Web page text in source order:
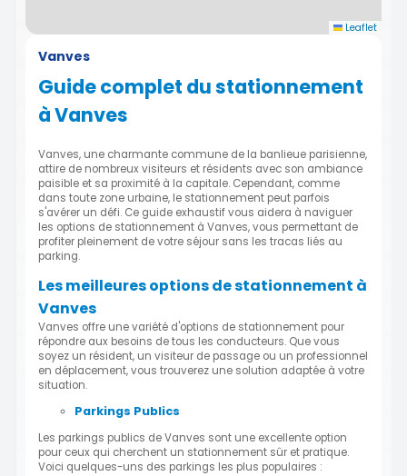
Leaflet
Vanves
Guide complet du stationnement
à Vanves
Vanves, une charmante commune de la banlieue parisienne,
attire de nombreux visiteurs et résidents avec son ambiance
paisible et sa proximité à la capitale. Cependant, comme
dans toute zone urbaine, le stationnement peut parfois
s'avérer un défi. Ce guide exhaustif vous aidera à naviguer
les options de stationnement à Vanves, vous permettant de
profiter pleinement de votre séjour sans les tracas liés au
parking.
Les meilleures options de stationnement à
Vanves
Vanves offre une variété d'options de stationnement pour
répondre aux besoins de tous les conducteurs. Que vous
soyez un résident, un visiteur de passage ou un professionnel
en déplacement, vous trouverez une solution adaptée à votre
situation.
Parkings Publics
Les parkings publics de Vanves sont une excellente option
pour ceux qui cherchent un stationnement sûr et pratique.
Voici quelques-uns des parkings les plus populaires :